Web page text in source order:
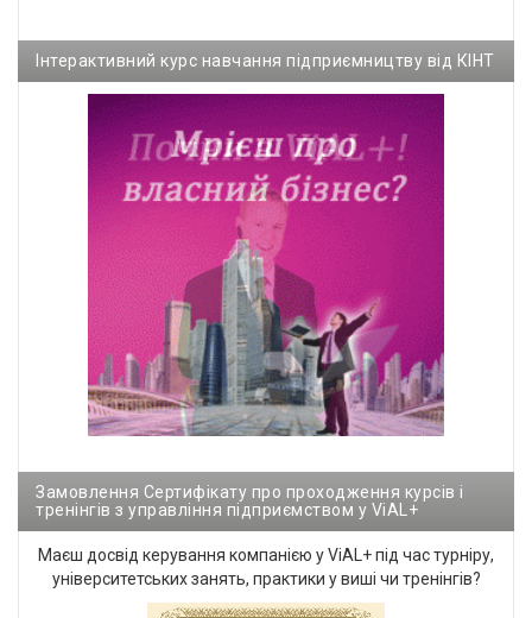
Інтерактивний курс навчання підприємництву від КІНТ
Замовлення Сертифікату про проходження курсів і
тренінгів з управління підприємством у ViAL+
Маєш досвід керування компанією у ViAL+ під час турніру,
університетських занять, практики у виші чи тренінгів?